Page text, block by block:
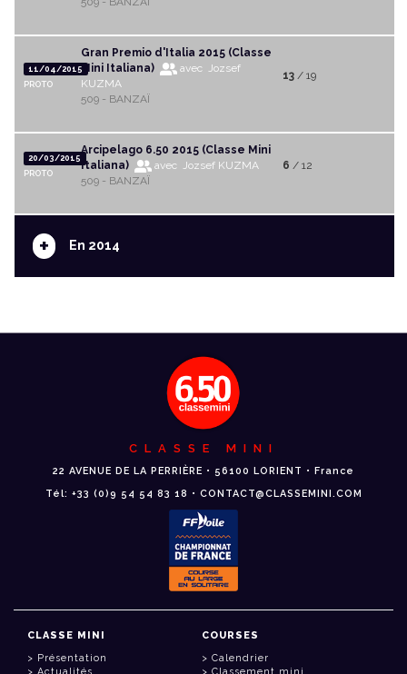
11/04/2015
PROTO
Gran Premio d'Italia 2015 (Classe
Mini Italiana)
avec Jozsef
KUZMA
509 - BANZAÏ
13/ 19
20/03/2015
PROTO
Arcipelago 6.50 2015 (Classe Mini
Italiana)
avec Jozsef KUZMA
509 - BANZAÏ
6 / 12
+ En 2014
CLASSE MINI
22 AVENUE DE LA PERRIÈRE • 56100 LORIENT • France
Tél: +33 (0)9 54 54 83 18 • CONTACT@CLASSEMINI.COM
CLASSE MINI
Présentation
Actualités
COURSES
Calendrier
Classement mini